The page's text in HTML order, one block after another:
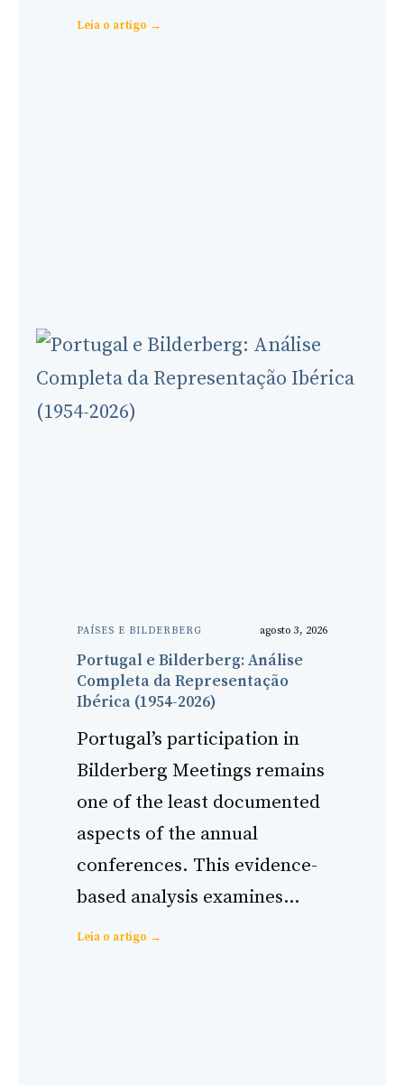
Leia o artigo →
PAÍSES E BILDERBERG agosto 3, 2026
Portugal e Bilderberg: Análise
Completa da Representação
Ibérica (1954-2026)
Portugal’s participation in
Bilderberg Meetings remains
one of the least documented
aspects of the annual
conferences. This evidence-
based analysis examines…
Leia o artigo →